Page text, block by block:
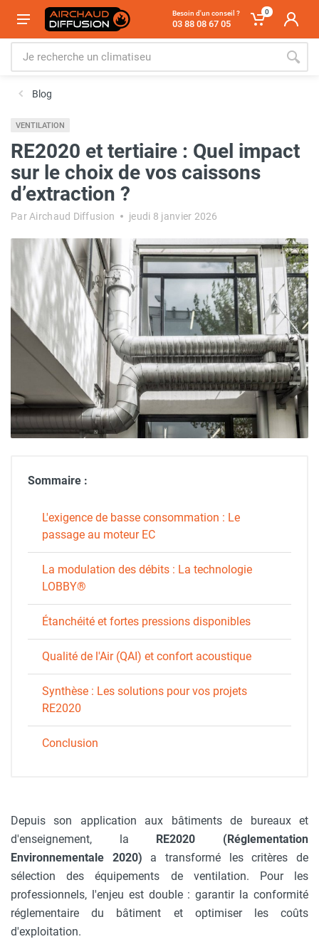
Besoin d'un conseil ?
03 88 08 67 05
0
Blog
VENTILATION
RE2020 et tertiaire : Quel impact
sur le choix de vos caissons
d’extraction ?
Par Airchaud Diffusion jeudi 8 janvier 2026
Sommaire :
L'exigence de basse consommation : Le
passage au moteur EC
La modulation des débits : La technologie
LOBBY®
Étanchéité et fortes pressions disponibles
Qualité de l'Air (QAI) et confort acoustique
Synthèse : Les solutions pour vos projets
RE2020
Conclusion
Depuis son application aux bâtiments de bureaux et
d'enseignement, la RE2020 (Réglementation
Environnementale 2020) a transformé les critères de
sélection des équipements de ventilation. Pour les
professionnels, l'enjeu est double : garantir la conformité
réglementaire du bâtiment et optimiser les coûts
d'exploitation.